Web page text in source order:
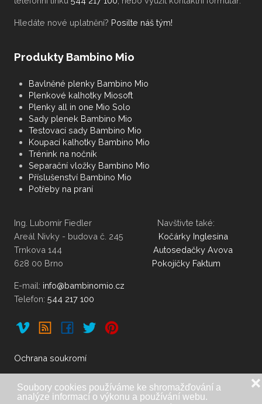
Soubory cookies používáme ke shromažďování a
analýze informací o výkonu a používání webu.
❌
sdílet
Hledáte nové uplatnění? Posilte náš tým!
Produkty Bambino Mio
Bavlněné plenky Bambino Mio
Plenkové kalhotky Miosoft
Plenky all in one Mio Solo
Sady plenek Bambino Mio
Testovací sady Bambino Mio
Koupací kalhotky Bambino Mio
Trénink na nočník
Separační vložky Bambino Mio
Příslušenství Bambino Mio
Potřeby na praní
Ing. Lubomír Fiedler Navštivte také:
Areál Nivky - budova č. 245 Kočárky Inglesina
Trnkova 144 Autosedačky Avova
628 00 Brno Pokojíčky Faktum
E-mail:
Telefon: 544 217 100
Ochrana soukromí